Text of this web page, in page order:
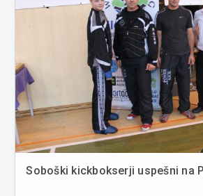
Soboški kickbokserji uspešni na